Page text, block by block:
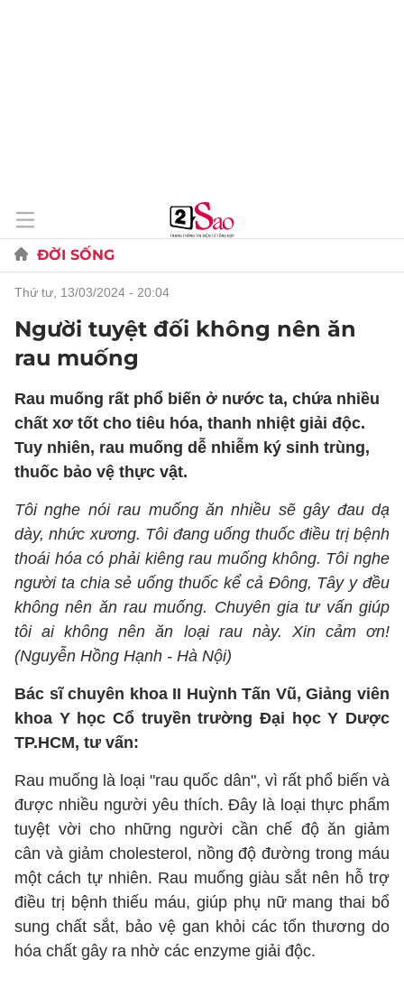
ĐỜI SỐNG
thứ tư, 13/03/2024 - 20:04
Người tuyệt đối không nên ăn
rau muống
Rau muống rất phổ biến ở nước ta, chứa nhiều
chất xơ tốt cho tiêu hóa, thanh nhiệt giải độc.
Tuy nhiên, rau muống dễ nhiễm ký sinh trùng,
thuốc bảo vệ thực vật.
Tôi nghe nói rau muống ăn nhiều sẽ gây đau dạ
dày, nhức xương. Tôi đang uống thuốc điều trị bệnh
thoái hóa có phải kiêng rau muống không. Tôi nghe
người ta chia sẻ uống thuốc kể cả Đông, Tây y đều
không nên ăn rau muống. Chuyên gia tư vấn giúp
tôi ai không nên ăn loại rau này. Xin cảm ơn!
(Nguyễn Hồng Hạnh - Hà Nội)
Bác sĩ chuyên khoa II Huỳnh Tấn Vũ, Giảng viên
khoa Y học Cổ truyền trường Đại học Y Dược
TP.HCM, tư vấn:
Rau muống là loại "rau quốc dân", vì rất phổ biến và
được nhiều người yêu thích. Đây là loại thực phẩm
tuyệt vời cho những người cần chế độ ăn giảm
cân và giảm cholesterol, nồng độ đường trong máu
một cách tự nhiên. Rau muống giàu sắt nên hỗ trợ
điều trị bệnh thiếu máu, giúp phụ nữ mang thai bổ
sung chất sắt, bảo vệ gan khỏi các tổn thương do
hóa chất gây ra nhờ các enzyme giải độc.